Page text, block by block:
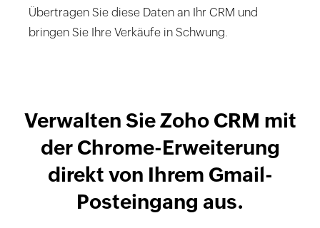
Übertragen Sie diese Daten an Ihr CRM und
bringen Sie Ihre Verkäufe in Schwung.
Verwalten Sie Zoho CRM mit
der Chrome-Erweiterung
direkt von Ihrem Gmail-
Posteingang aus.